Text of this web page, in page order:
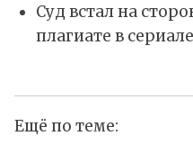
Суд встал на
плагиате в
Ещё по теме: